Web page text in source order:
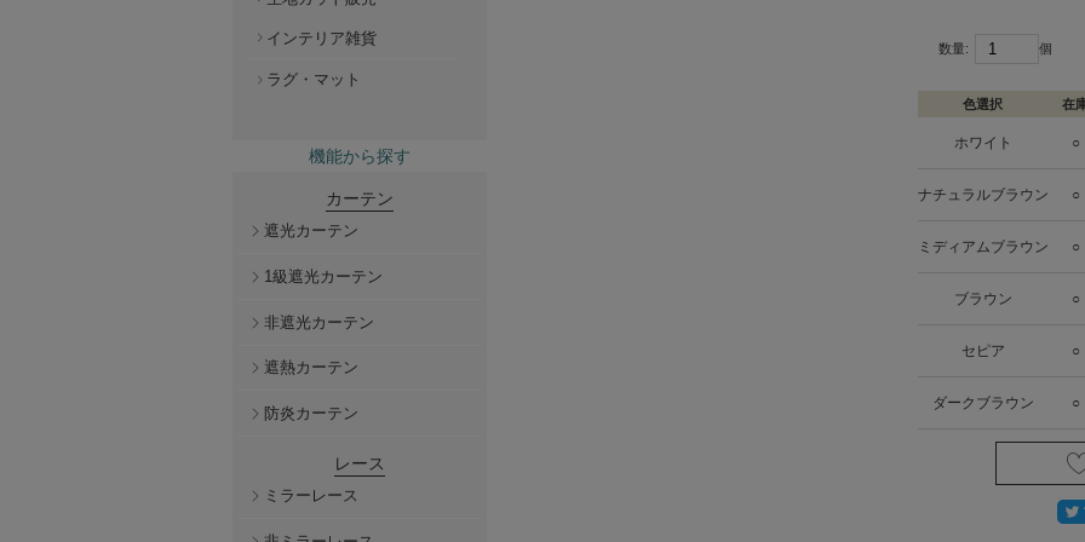
数量: 個
色選択 在
ホワイト ○
ナチュラルブラウン ○
ミディアムブラウン ○
ブラウン ○
セピア ○
ダークブラウン ○
インテリア雑貨
ラグ・マット
機能から探す
カーテン
遮光カーテン
1級遮光カーテン
非遮光カーテン
遮熱カーテン
防炎カーテン
レース
ミラーレース